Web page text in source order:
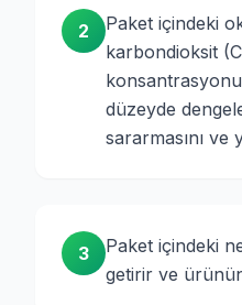
2
Paket içindeki
karbondioksit
düzeyde
sararmasını ve
3
Paket içindeki
getirir ve